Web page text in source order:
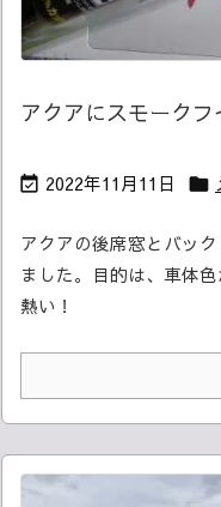
アクアにスモーク
 2022年11月11日 
アクアの後席窓とバッ
ました。
目的は、車体
熱い！